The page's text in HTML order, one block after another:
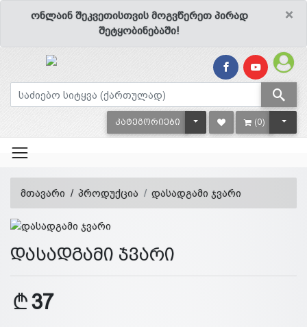
×
ონლაინ შეკვეთისთვის მოგვწერეთ პირად
შეტყობინებაში!
ᲙᲐᲢᲔᲒᲝᲠᲘᲔᲑᲘ TOGGLE DROPDOWN
(0)
მთავარი პროდუქცია დასადგამი ჯვარი
დასადგამი ჯვარი
37